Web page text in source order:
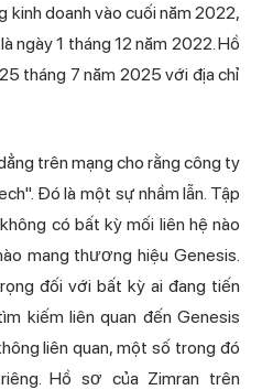
kinh doanh vào cuối năm 2022,
ngày 1 tháng 12 năm 2022. Hồ
tháng 7 năm 2025 với địa chỉ
trên mạng cho rằng công ty
Đó là một sự nhầm lẫn. Tập
có bất kỳ mối liên hệ nào
mang thương hiệu Genesis.
đối với bất kỳ ai đang tiến
kiếm liên quan đến Genesis
liên quan, một số trong đó
Hồ sơ của Zimran trên